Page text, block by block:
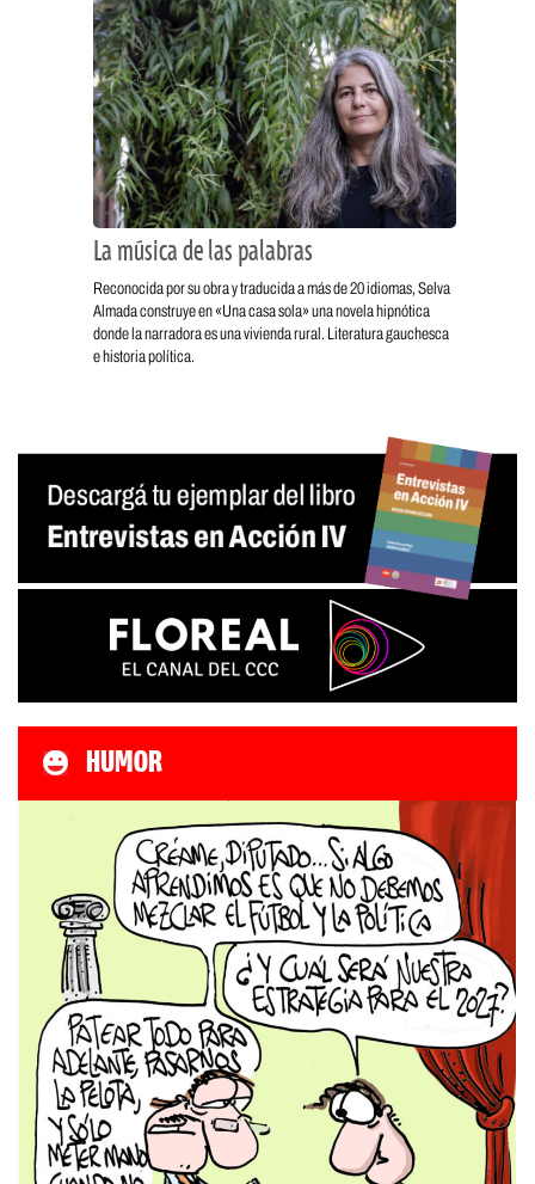
La música de las palabras
Reconocida por su obra y traducida a más de 20 idiomas, Selva
Almada construye en «Una casa sola» una novela hipnótica
donde la narradora es una vivienda rural. Literatura gauchesca
e historia política.
HUMOR